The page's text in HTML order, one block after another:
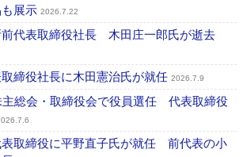
展示 2026.7.22
前代表取締役社長 木田庄一郎氏が逝去
締役社長に木田憲治氏が就任 2026.7.9
総会・取締役会で役員選任 代表取締役
取締役に平野直子氏が就任 前代表の小